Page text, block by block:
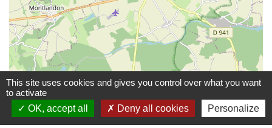
This site uses cookies and gives you control over what you want
to activate
OK, accept all
Deny all cookies Personalize